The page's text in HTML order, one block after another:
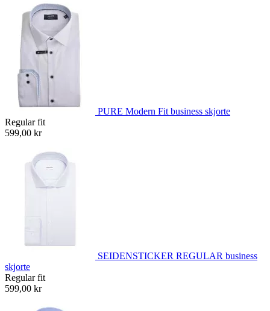
PURE Modern Fit business skjorte
Regular fit
599,00 kr
SEIDENSTICKER REGULAR business
skjorte
Regular fit
599,00 kr